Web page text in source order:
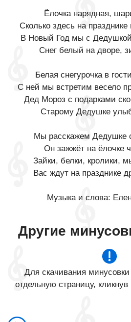
Ёлочка нарядная,
Сколько здесь на
В Новый Год мы с
Снег белый на дворе,
Белая снегурочка в
С ней мы встретим весело
Дед Мороз с подарками
Старому Дедушке
Мы расскажем Дедушке
Он зажжёт на ёлочке
Зайки, белки, кролики,
Вас ждут на празднике
Музыка и слова:
Другие
Для скачивания
отдельную страницу,